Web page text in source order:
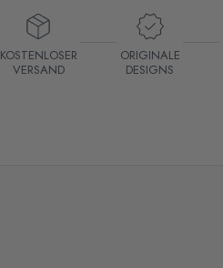
KOSTENLOSER
VERSAND
ORIGINALE
DESIGNS